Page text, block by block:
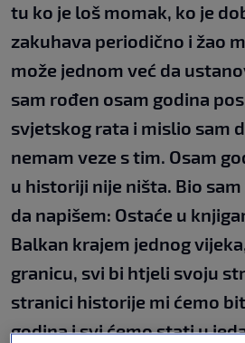
tu ko je loš momak, ko je
zakuhava periodično i žao
može jednom već da
sam rođen osam godina
svjetskog rata i mislio sam
nemam veze s tim. Osam
u historiji nije ništa. Bio
da napišem: Ostaće u
Balkan krajem jednog
granicu, svi bi htjeli svoju
stranici historije mi ćemo
godina i svi ćemo stati u